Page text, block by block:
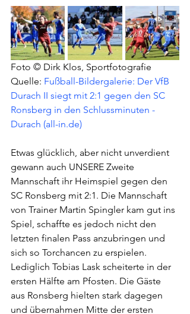
Foto © Dirk Klos, Sportfotografie
Quelle: Fußball-Bildergalerie: Der VfB
Durach II siegt mit 2:1 gegen den SC
Ronsberg in den Schlussminuten -
Durach (all-in.de)
Etwas glücklich, aber nicht unverdient
gewann auch UNSERE Zweite
Mannschaft ihr Heimspiel gegen den
SC Ronsberg mit 2:1. Die Mannschaft
von Trainer Martin Spingler kam gut ins
Spiel, schaffte es jedoch nicht den
letzten finalen Pass anzubringen und
sich so Torchancen zu erspielen.
Lediglich Tobias Lask scheiterte in der
ersten Hälfte am Pfosten. Die Gäste
aus Ronsberg hielten stark dagegen
und übernahmen Mitte der ersten